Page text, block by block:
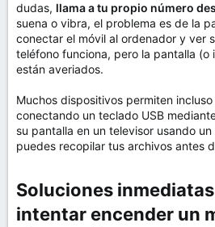
dudas, llama a tu propio número
suena o vibra, el problema es de la
conectar el móvil al ordenador y ver
teléfono funciona, pero la pantalla (o
están averiados.
Muchos dispositivos permiten
conectando un teclado USB
su pantalla en un televisor usando
puedes recopilar tus archivos antes
Soluciones
intentar encender un